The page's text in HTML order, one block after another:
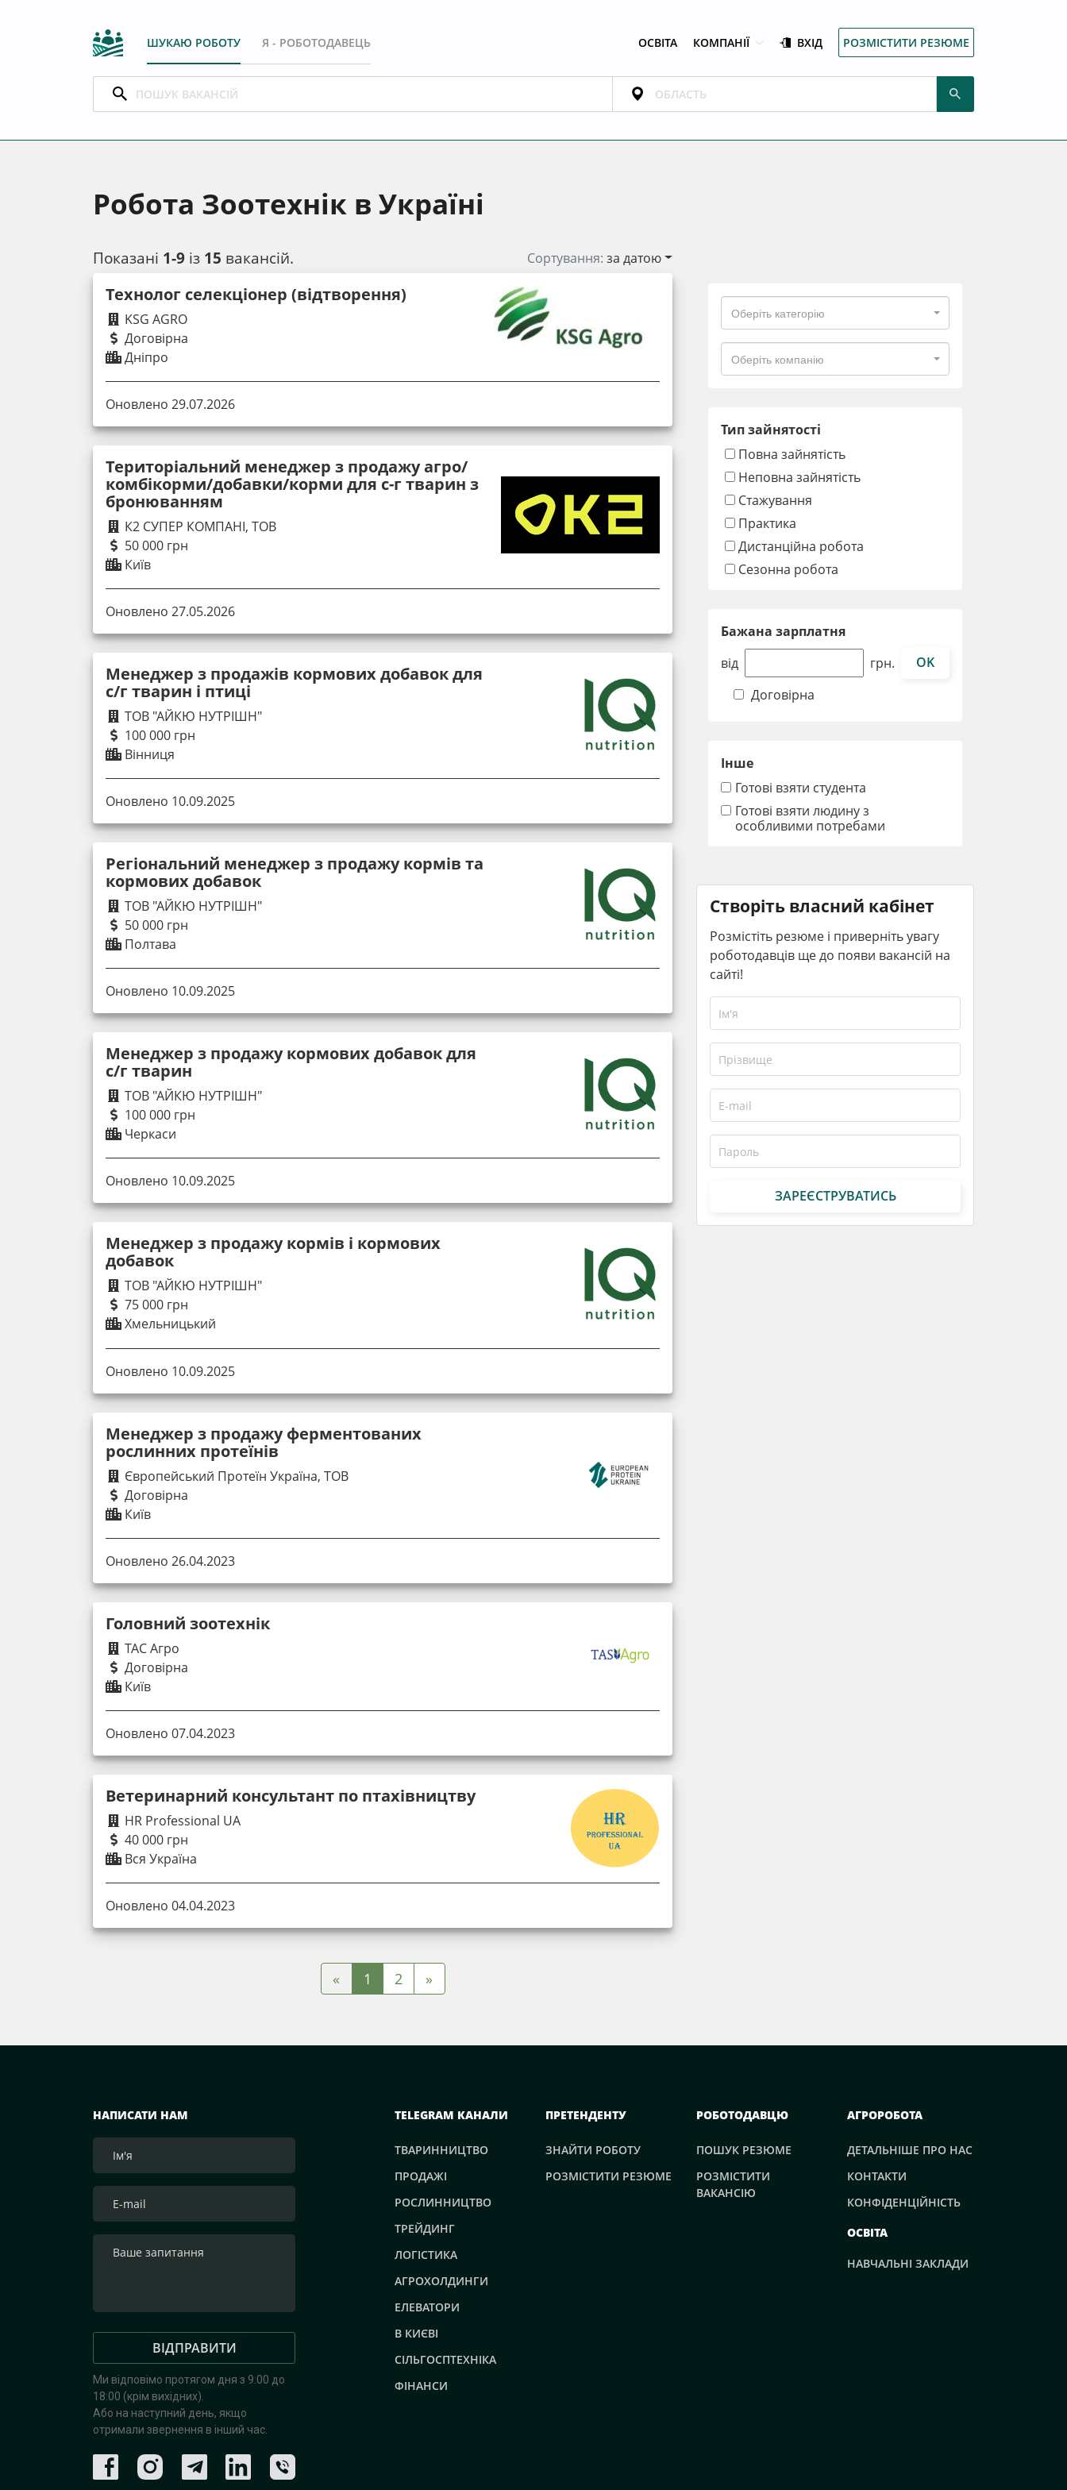
ШУКАЮ РОБОТУ Я - РОБОТОДАВЕЦЬ ОСВІТА КОМПАНІЇ ВХІД РОЗМІСТИТИ РЕЗЮМЕ
Робота Зоотехнік в Україні
Показані 1-9 із 15 вакансій. Сортування:за датою
Технолог селекціонер (відтворення)
KSG AGRO
Договірна
Дніпро
Оновлено 29.07.2026
Територіальний менеджер з продажу агро/
комбікорми/добавки/корми для с-г тварин з
бронюванням
К2 СУПЕР КОМПАНІ, ТОВ
50 000 грн
Київ
Оновлено 27.05.2026
Менеджер з продажів кормових добавок для
с/г тварин і птиці
ТОВ "АЙКЮ НУТРІШН"
100 000 грн
Вінниця
Оновлено 10.09.2025
Регіональний менеджер з продажу кормів та
кормових добавок
ТОВ "АЙКЮ НУТРІШН"
50 000 грн
Полтава
Оновлено 10.09.2025
Менеджер з продажу кормових добавок для
с/г тварин
ТОВ "АЙКЮ НУТРІШН"
100 000 грн
Черкаси
Оновлено 10.09.2025
Менеджер з продажу кормів і кормових
добавок
ТОВ "АЙКЮ НУТРІШН"
75 000 грн
Хмельницький
Оновлено 10.09.2025
Менеджер з продажу ферментованих
рослинних протеїнів
Європейський Протеїн Україна, ТОВ
Договірна
Київ
Оновлено 26.04.2023
Головний зоотехнік
ТАС Агро
Договірна
Київ
Оновлено 07.04.2023
Ветеринарний консультант по птахівництву
HR Professional UA
40 000 грн
Вся Україна
Оновлено 04.04.2023
« 1 2 »
Оберіть категорію
Оберіть компанію
Тип зайнятості
Повна зайнятість
Неповна зайнятість
Стажування
Практика
Дистанційна робота
Сезонна робота
Бажана зарплатня
від
грн.
OK
Договірна
Інше
Готові взяти студента
Готові взяти людину з
особливими потребами
Створіть власний кабінет
Розмістіть резюме і приверніть увагу
роботодавців ще до появи вакансій на
сайті!
ЗАРЕЄСТРУВАТИСЬ
НАПИСАТИ НАМ
ВІДПРАВИТИ
Ми відповімо протягом дня з 9:00 до
18:00 (крім вихідних).
Або на наступний день, якщо
отримали звернення в інший час.
TELEGRAM КАНАЛИ
ТВАРИННИЦТВО
ПРОДАЖІ
РОСЛИННИЦТВО
ТРЕЙДИНГ
ЛОГІСТИКА
АГРОХОЛДИНГИ
ЕЛЕВАТОРИ
В КИЄВІ
СІЛЬГОСПТЕХНІКА
ФІНАНСИ
ПРЕТЕНДЕНТУ
ЗНАЙТИ РОБОТУ
РОЗМІСТИТИ РЕЗЮМЕ
РОБОТОДАВЦЮ
ПОШУК РЕЗЮМЕ
РОЗМІСТИТИ
ВАКАНСІЮ
АГРОРОБОТА
ДЕТАЛЬНІШЕ ПРО НАС
КОНТАКТИ
КОНФІДЕНЦІЙНІСТЬ
ОСВІТА
НАВЧАЛЬНІ ЗАКЛАДИ